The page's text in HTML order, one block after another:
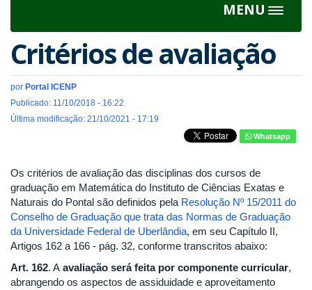
MENU
Toggle
Critérios de avaliação
por Portal ICENP
Publicado: 11/10/2018 - 16:22
Última modificação: 21/10/2021 - 17:19
Whatsapp
Os critérios de avaliação das disciplinas dos cursos de
graduação em Matemática do Instituto de Ciências Exatas e
Naturais do Pontal são definidos pela Resolução Nº 15/2011 do
Conselho de Graduação que trata das Normas de Graduação
da Universidade Federal de Uberlândia, em seu Capítulo II,
Artigos 162 a 166 - pág. 32, conforme transcritos abaixo:
Art. 162. A avaliação será feita por componente curricular,
abrangendo os aspectos de assiduidade e aproveitamento